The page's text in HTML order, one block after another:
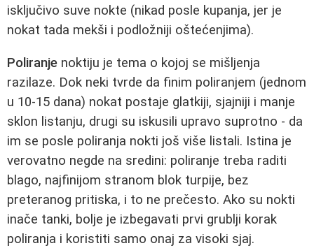
isključivo suve nokte (nikad posle kupanja, jer je
nokat tada mekši i podložniji oštećenjima).
Poliranje noktiju je tema o kojoj se mišljenja
razilaze. Dok neki tvrde da finim poliranjem (jednom
u 10-15 dana) nokat postaje glatkiji, sjajniji i manje
sklon listanju, drugi su iskusili upravo suprotno - da
im se posle poliranja nokti još više listali. Istina je
verovatno negde na sredini: poliranje treba raditi
blago, najfinijom stranom blok turpije, bez
preteranog pritiska, i to ne prečesto. Ako su nokti
inače tanki, bolje je izbegavati prvi grublji korak
poliranja i koristiti samo onaj za visoki sjaj.